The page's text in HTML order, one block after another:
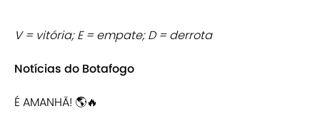
V = vitória; E = empate; D = derrota
Notícias do Botafogo
É AMANHÃ! 🌎🔥